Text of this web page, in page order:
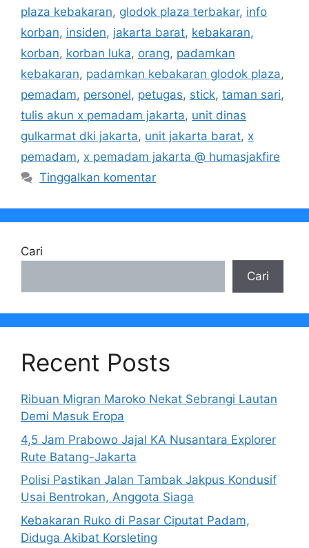
plaza kebakaran, glodok plaza terbakar, info
korban, insiden, jakarta barat, kebakaran,
korban, korban luka, orang, padamkan
kebakaran, padamkan kebakaran glodok plaza,
pemadam, personel, petugas, stick, taman sari,
tulis akun x pemadam jakarta, unit dinas
gulkarmat dki jakarta, unit jakarta barat, x
pemadam, x pemadam jakarta @ humasjakfire
Tinggalkan komentar
Cari
Cari
Recent Posts
Ribuan Migran Maroko Nekat Sebrangi Lautan
Demi Masuk Eropa
4,5 Jam Prabowo Jajal KA Nusantara Explorer
Rute Batang-Jakarta
Polisi Pastikan Jalan Tambak Jakpus Kondusif
Usai Bentrokan, Anggota Siaga
Kebakaran Ruko di Pasar Ciputat Padam,
Diduga Akibat Korsleting